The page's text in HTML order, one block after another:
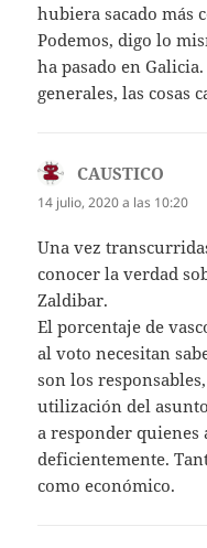
hubiera sacado más
Podemos, digo lo
ha pasado en
generales, las cosas
CAUSTICO
14 julio, 2020 a las 10:20
Una vez
conocer la verdad
Zaldibar.
El porcentaje de
al voto necesitan
son los
utilización del
a responder
deficientemente.
como económico.